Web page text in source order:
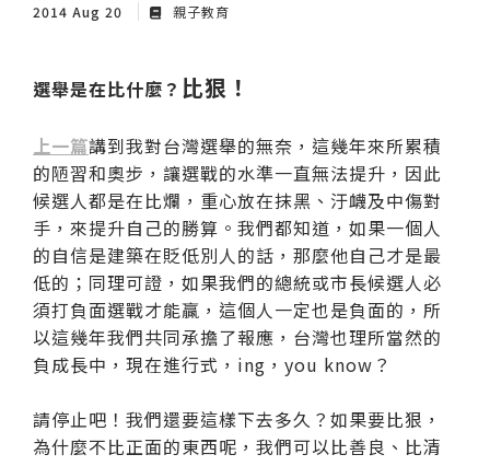
2014 Aug 20 親子教育
選舉是在比什麼？ 比狠！
上一篇講到我對台灣選舉的無奈，這幾年來所累積
的陋習和奧步，讓選戰的水準一直無法提升，因此
候選人都是在比爛，重心放在抹黑、汙衊及中傷對
手，來提升自己的勝算。我們都知道，如果一個人
的自信是建築在貶低別人的話，那麼他自己才是最
低的；同理可證，如果我們的總統或市長候選人必
須打負面選戰才能贏，這個人一定也是負面的，所
以這幾年我們共同承擔了報應，台灣也理所當然的
負成長中，現在進行式，ing，you know？
請停止吧！我們還要這樣下去多久？如果要比狠，
為什麼不比正面的東西呢，我們可以比善良、比清